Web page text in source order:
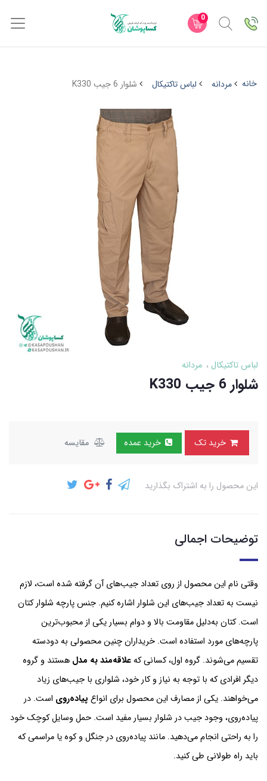
0
خانه مردانه لباس تاکتیکال شلوار 6 جیب K330
لباس تاکتیکال مردانه
شلوار 6 جیب K330
خرید تک خرید عمده مقایسه
این محصول را به اشتراک بگذارید
توضیحات اجمالی
وقتی نام این محصول از روی تعداد جیب‌های آن گرفته شده است، لازم
نیست به تعداد جیب‌های این شلوار اشاره کنیم. جنس پارچه شلوار کتان
است. کتان به‌دلیل مقاومت بالا و دوام بسیار یکی از محبوب‌ترین
پارچه‌های مورد استفاده است. خریداران چنین محصولی به دودسته
تقسیم می‌شوند. گروه اول، کسانی کهعلاقه‌مند به مدل هستند و گروه
دیگر افرادی که با توجه به نیاز و کار خود، شلواری با جیب‌های زیاد
می‌خواهند. یکی از مصارف این محصول برای انواع پیاده‌روی است. در
پیاده‌روی، وجود جیب در شلوار بسیار مفید است. حمل وسایل کوچک خود
را به راحتی انجام می‌دهید. مانند پیاده‌روی در جنگل و کوه یا مراسمی که
باید راه طولانی طی کنید.